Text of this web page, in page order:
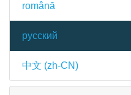
română
русский
中文 (zh-CN)